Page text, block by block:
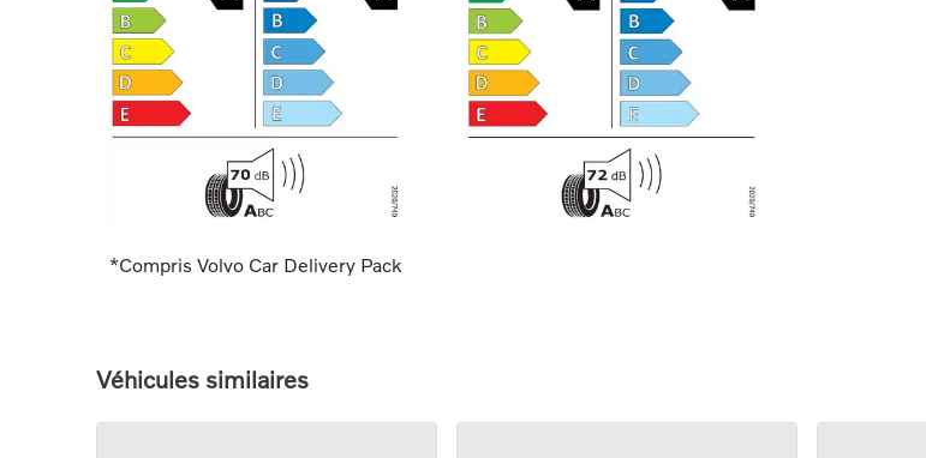
*Compris Volvo Car Delivery Pack
Véhicules similaires